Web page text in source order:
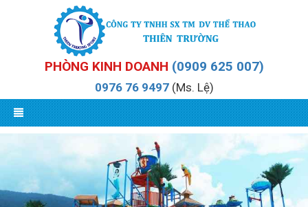
PHÒNG KINH DOANH (0909 625 007)
0976 76 9497(Ms. Lệ)